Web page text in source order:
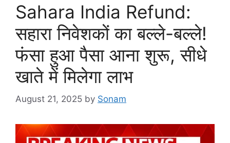
Sahara India Refund:
सहारा निवेशकों का बल्ले-बल्ले!
फंसा हुआ पैसा आना शुरू, सीधे
खाते में मिलेगा लाभ
August 21, 2025 by Sonam